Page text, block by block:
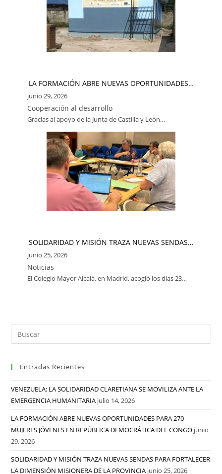
LA FORMACIÓN ABRE NUEVAS OPORTUNIDADES…
junio 29, 2026
Cooperación al desarrollo
Gracias al apoyo de la Junta de Castilla y León…
SOLIDARIDAD Y MISIÓN TRAZA NUEVAS SENDAS…
junio 25, 2026
Noticias
El Colegio Mayor Alcalá, en Madrid, acogió los días 23…
Entradas Recientes
VENEZUELA: LA SOLIDARIDAD CLARETIANA SE MOVILIZA ANTE LA
EMERGENCIA HUMANITARIA julio 14, 2026
LA FORMACIÓN ABRE NUEVAS OPORTUNIDADES PARA 270
MUJERES JÓVENES EN REPÚBLICA DEMOCRÁTICA DEL CONGO junio
29, 2026
SOLIDARIDAD Y MISIÓN TRAZA NUEVAS SENDAS PARA FORTALECER
LA DIMENSIÓN MISIONERA DE LA PROVINCIA junio 25, 2026